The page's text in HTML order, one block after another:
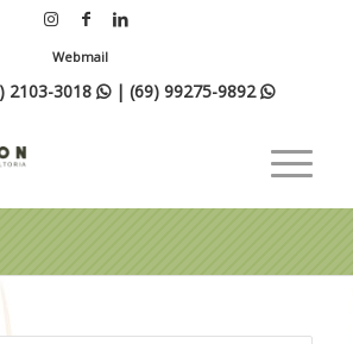
Webmail
2103-3018|(69) 99275-9892